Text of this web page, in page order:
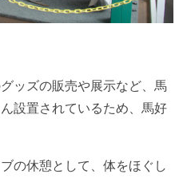
ッズの販売や展示など、馬
設置されているため、馬好
の休憩として、体をほぐし